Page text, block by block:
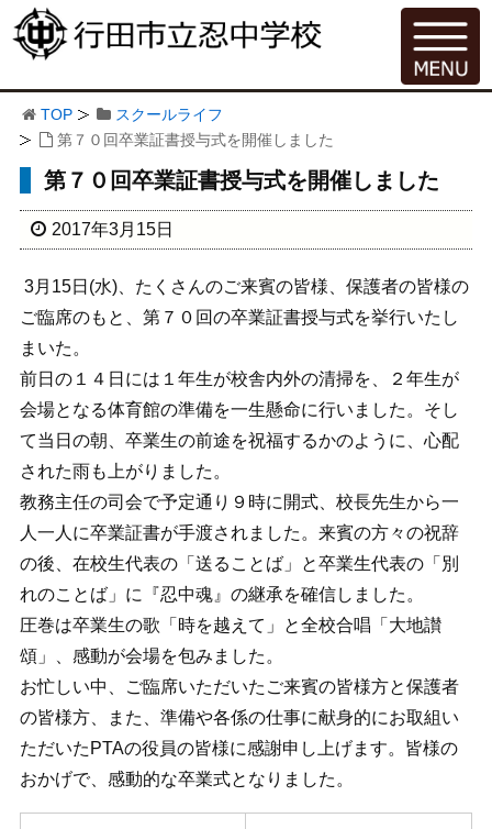
TOP
スクールライフ
第７０回卒業証書授与式を開催しました
第７０回卒業証書授与式を開催しました
2017年3月15日
3月15日(水)、たくさんのご来賓の皆様、保護者の皆様の
ご臨席のもと、第７０回の卒業証書授与式を挙行いたし
まいた。
前日の１４日には１年生が校舎内外の清掃を、２年生が
会場となる体育館の準備を一生懸命に行いました。そし
て当日の朝、卒業生の前途を祝福するかのように、心配
された雨も上がりました。
教務主任の司会で予定通り９時に開式、校長先生から一
人一人に卒業証書が手渡されました。来賓の方々の祝辞
の後、在校生代表の「送ることば」と卒業生代表の「別
れのことば」に『忍中魂』の継承を確信しました。
圧巻は卒業生の歌「時を越えて」と全校合唱「大地讃
頌」、感動が会場を包みました。
お忙しい中、ご臨席いただいたご来賓の皆様方と保護者
の皆様方、また、準備や各係の仕事に献身的にお取組い
ただいたPTAの役員の皆様に感謝申し上げます。皆様の
おかげで、感動的な卒業式となりました。